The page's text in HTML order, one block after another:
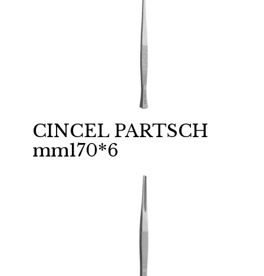
CINCEL PARTSCH
mm170*6